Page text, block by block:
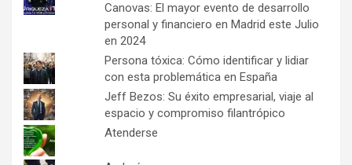
Canovas: El mayor evento de desarrollo
personal y financiero en Madrid este Julio
en 2024
Persona tóxica: Cómo identificar y lidiar
con esta problemática en España
Jeff Bezos: Su éxito empresarial, viaje al
espacio y compromiso filantrópico
Atenderse